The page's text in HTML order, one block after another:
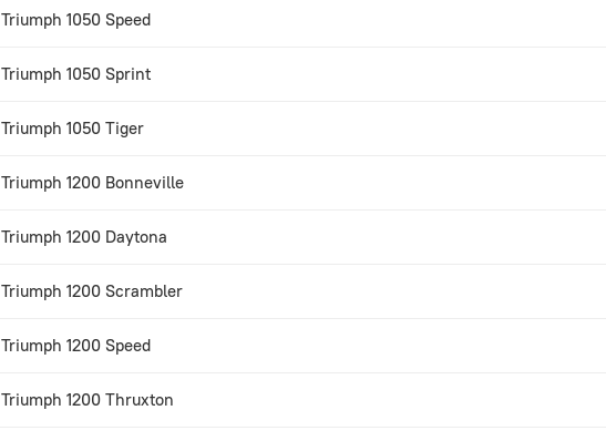
Triumph 1050 Speed
Triumph 1050 Sprint
Triumph 1050 Tiger
Triumph 1200 Bonneville
Triumph 1200 Daytona
Triumph 1200 Scrambler
Triumph 1200 Speed
Triumph 1200 Thruxton